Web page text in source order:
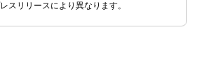
スリリースにより異なります。